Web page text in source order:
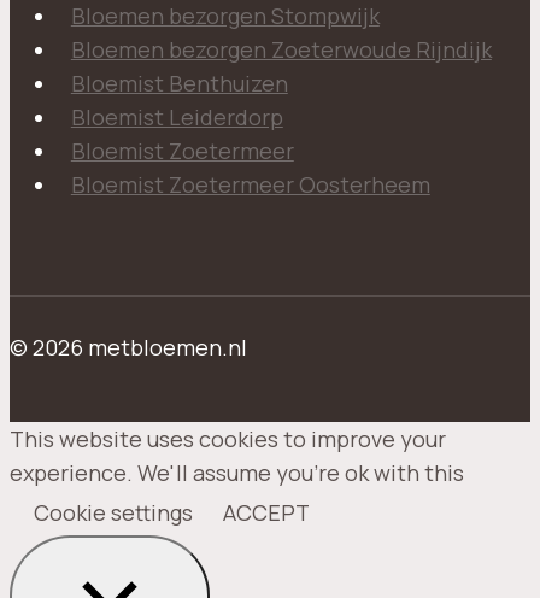
Bloemen bezorgen Stompwijk
Bloemen bezorgen Zoeterwoude Rijndijk
Bloemist Benthuizen
Bloemist Leiderdorp
Bloemist Zoetermeer
Bloemist Zoetermeer Oosterheem
© 2026 metbloemen.nl
This website uses cookies to improve your
experience. We'll assume you're ok with this
Cookie settings
ACCEPT